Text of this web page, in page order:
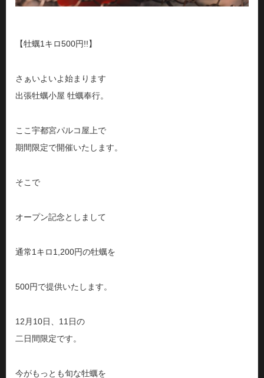
【牡蠣1キロ500円!!】
さぁいよいよ始まります
出張牡蠣小屋 牡蠣奉行。
ここ宇都宮パルコ屋上で
期間限定で開催いたします。
そこで
オープン記念としまして
通常1キロ1,200円の牡蠣を
500円で提供いたします。
12月10日、11日の
二日間限定です。
今がもっとも旬な牡蠣を